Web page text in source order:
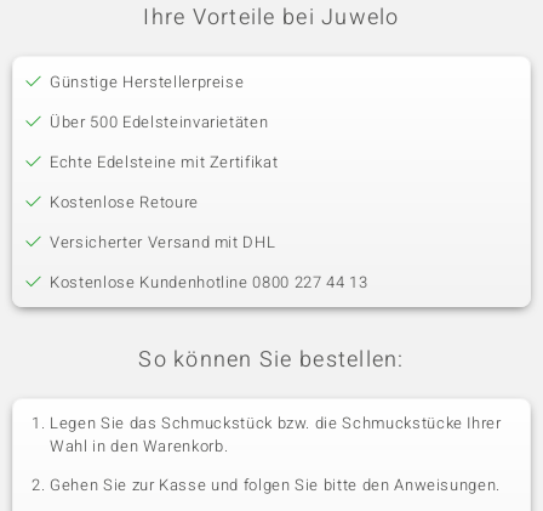
Ihre Vorteile bei Juwelo
Günstige Herstellerpreise
Über 500 Edelsteinvarietäten
Echte Edelsteine mit Zertifikat
Kostenlose Retoure
Versicherter Versand mit DHL
Kostenlose Kundenhotline 0800 227 44 13
So können Sie bestellen:
Legen Sie das Schmuckstück bzw. die Schmuckstücke Ihrer
Wahl in den Warenkorb.
Gehen Sie zur Kasse und folgen Sie bitte den Anweisungen.